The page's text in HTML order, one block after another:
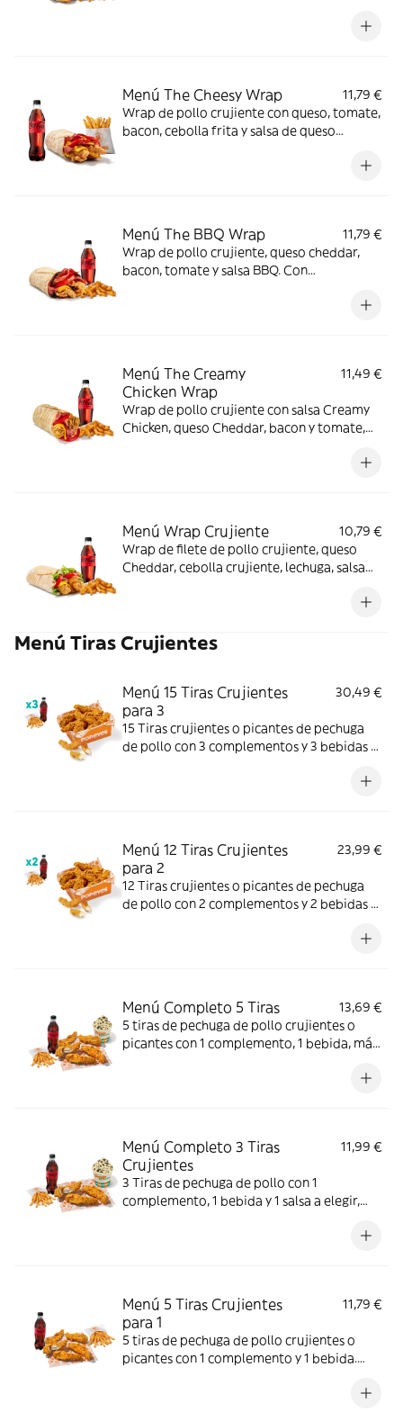
Menú The Cheesy Wrap
11,79 €
Wrap de pollo crujiente con queso, tomate,
bacon, cebolla frita y salsa de queso
Menú The BBQ Wrap
11,79 €
Wrap de pollo crujiente, queso cheddar,
bacon, tomate y salsa BBQ. Con
Menú The Creamy
Chicken Wrap
11,49 €
Wrap de pollo crujiente con salsa Creamy
Chicken, queso Cheddar, bacon y tomate,
Menú Wrap Crujiente
10,79 €
Wrap de filete de pollo crujiente, queso
Cheddar, cebolla crujiente, lechuga, salsa
Menú Tiras Crujientes
Menú 15 Tiras Crujientes
para 3
30,49 €
15 Tiras crujientes o picantes de pechuga
de pollo con 3 complementos y 3 bebidas a
Menú 12 Tiras Crujientes
para 2
23,99 €
12 Tiras crujientes o picantes de pechuga
de pollo con 2 complementos y 2 bebidas a
Menú Completo 5 Tiras
13,69 €
5 tiras de pechuga de pollo crujientes o
picantes con 1 complemento, 1 bebida, más
Menú Completo 3 Tiras
Crujientes
11,99 €
3 Tiras de pechuga de pollo con 1
complemento, 1 bebida y 1 salsa a elegir,
Menú 5 Tiras Crujientes
para 1
11,79 €
5 tiras de pechuga de pollo crujientes o
picantes con 1 complemento y 1 bebida.